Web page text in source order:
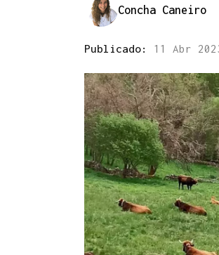
Concha Caneiro
Publicado: 11 Abr